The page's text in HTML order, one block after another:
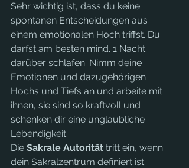
Sehr wichtig ist, dass du keine
spontanen Entscheidungen aus
einem emotionalen Hoch triffst. Du
darfst am besten mind. 1 Nacht
darüber schlafen. Nimm deine
Emotionen und dazugehörigen
Hochs und Tiefs an und arbeite mit
ihnen, sie sind so kraftvoll und
schenken dir eine unglaubliche
Lebendigkeit.
Die Sakrale Autorität tritt ein, wenn
dein Sakralzentrum definiert ist.